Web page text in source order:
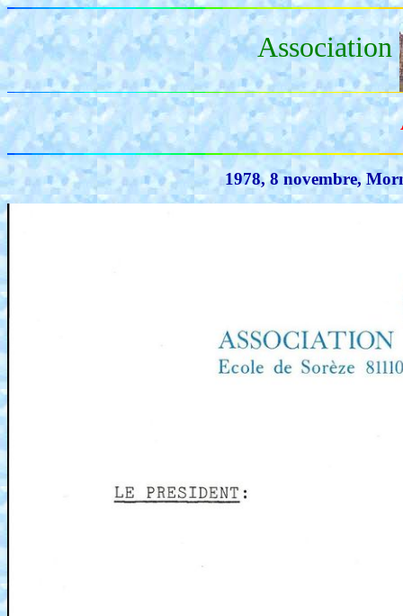
Association
1978, 8 novembre,